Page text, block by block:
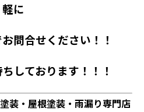
軽に
お問合せください！！
しております！！！
装・屋根塗装・雨漏り専門店